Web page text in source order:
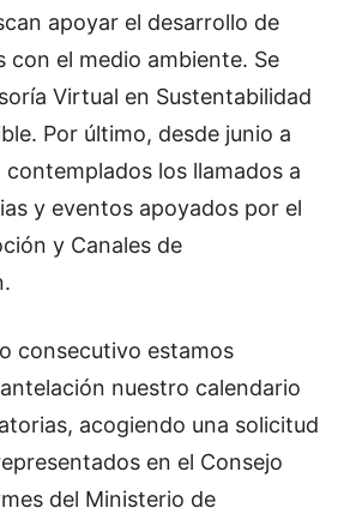
apoyar el desarrollo de
con el medio ambiente. Se
Virtual en Sustentabilidad
Por último, desde junio a
los llamados a
y eventos apoyados por el
y Canales de
consecutivo estamos
nuestro calendario
acogiendo una solicitud
en el Consejo
del Ministerio de